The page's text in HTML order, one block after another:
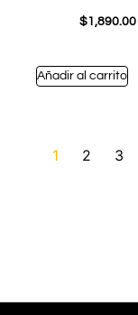
$1,890.00
Añadir al carrito
1 2 3